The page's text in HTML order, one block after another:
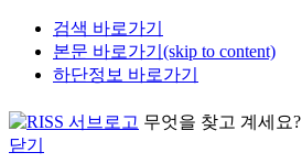
검색 바로가기
본문 바로가기(skip to content)
하단정보 바로가기
무엇을 찾고 계세요?
닫기